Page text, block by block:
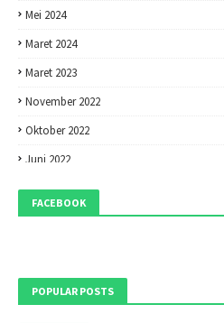
Mei 2024
Maret 2024
Maret 2023
November 2022
Oktober 2022
Juni 2022
Mei 2022
April 2022
Februari 2022
Desember 2021
FACEBOOK
POPULAR POSTS